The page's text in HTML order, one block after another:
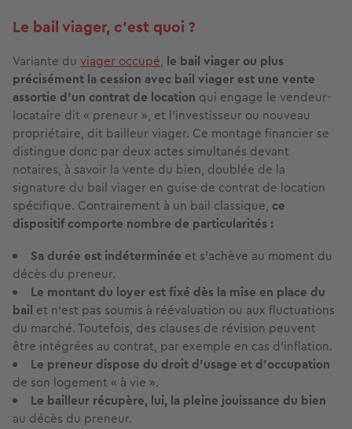
Le bail viager, c’est quoi ?
Variante du viager occupé, le bail viager ou plus
précisément la cession avec bail viager est une vente
assortie d’un contrat de location qui engage le vendeur-
locataire dit « preneur », et l’investisseur ou nouveau
propriétaire, dit bailleur viager. Ce montage financier se
distingue donc par deux actes simultanés devant
notaires, à savoir la vente du bien, doublée de la
signature du bail viager en guise de contrat de location
spécifique. Contrairement à un bail classique, ce
dispositif comporte nombre de particularités :
Sa durée est indéterminée et s’achève au moment du
décès du preneur.
Le montant du loyer est fixé dès la mise en place du
bail et n’est pas soumis à réévaluation ou aux fluctuations
du marché. Toutefois, des clauses de révision peuvent
être intégrées au contrat, par exemple en cas d’inflation.
Le preneur dispose du droit d’usage et d’occupation
de son logement « à vie ».
Le bailleur récupère, lui, la pleine jouissance du bien
au décès du preneur.